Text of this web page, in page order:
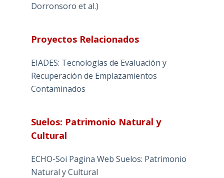
Dorronsoro et al.)
Proyectos Relacionados
EIADES: Tecnologías de Evaluación y
Recuperación de Emplazamientos
Contaminados
Suelos: Patrimonio Natural y
Cultural
ECHO-Soi Pagina Web Suelos: Patrimonio
Natural y Cultural